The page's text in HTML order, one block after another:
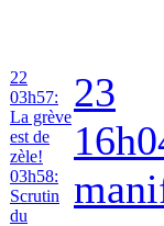
22
03h57:
La grève
est de
zèle!
03h58:
Scrutin
du
23